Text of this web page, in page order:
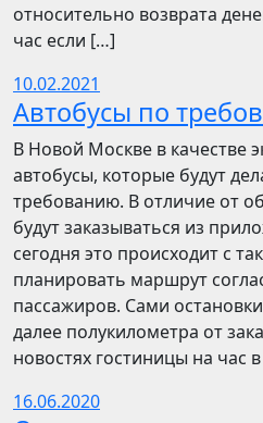
относительно возврата
час если […]
10.02.2021
Автобусы по
В Новой Москве в качестве
автобусы, которые будут
требованию. В отличие от
будут заказываться из
сегодня это происходит с
планировать маршрут
пассажиров. Сами
далее полукилометра от
новостях гостиницы на час
16.06.2020